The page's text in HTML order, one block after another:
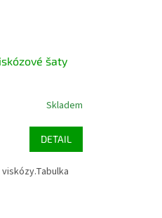
šaty
Skladem
DETAIL